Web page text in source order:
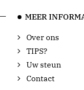
MEER
Over ons
TIPS?
Uw steun
Contact